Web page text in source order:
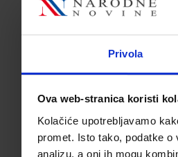
Privola
Ova web-stranica koristi
Kolačiće upotrebljavamo
promet. Isto tako, podatke
analizu, a oni ih mogu